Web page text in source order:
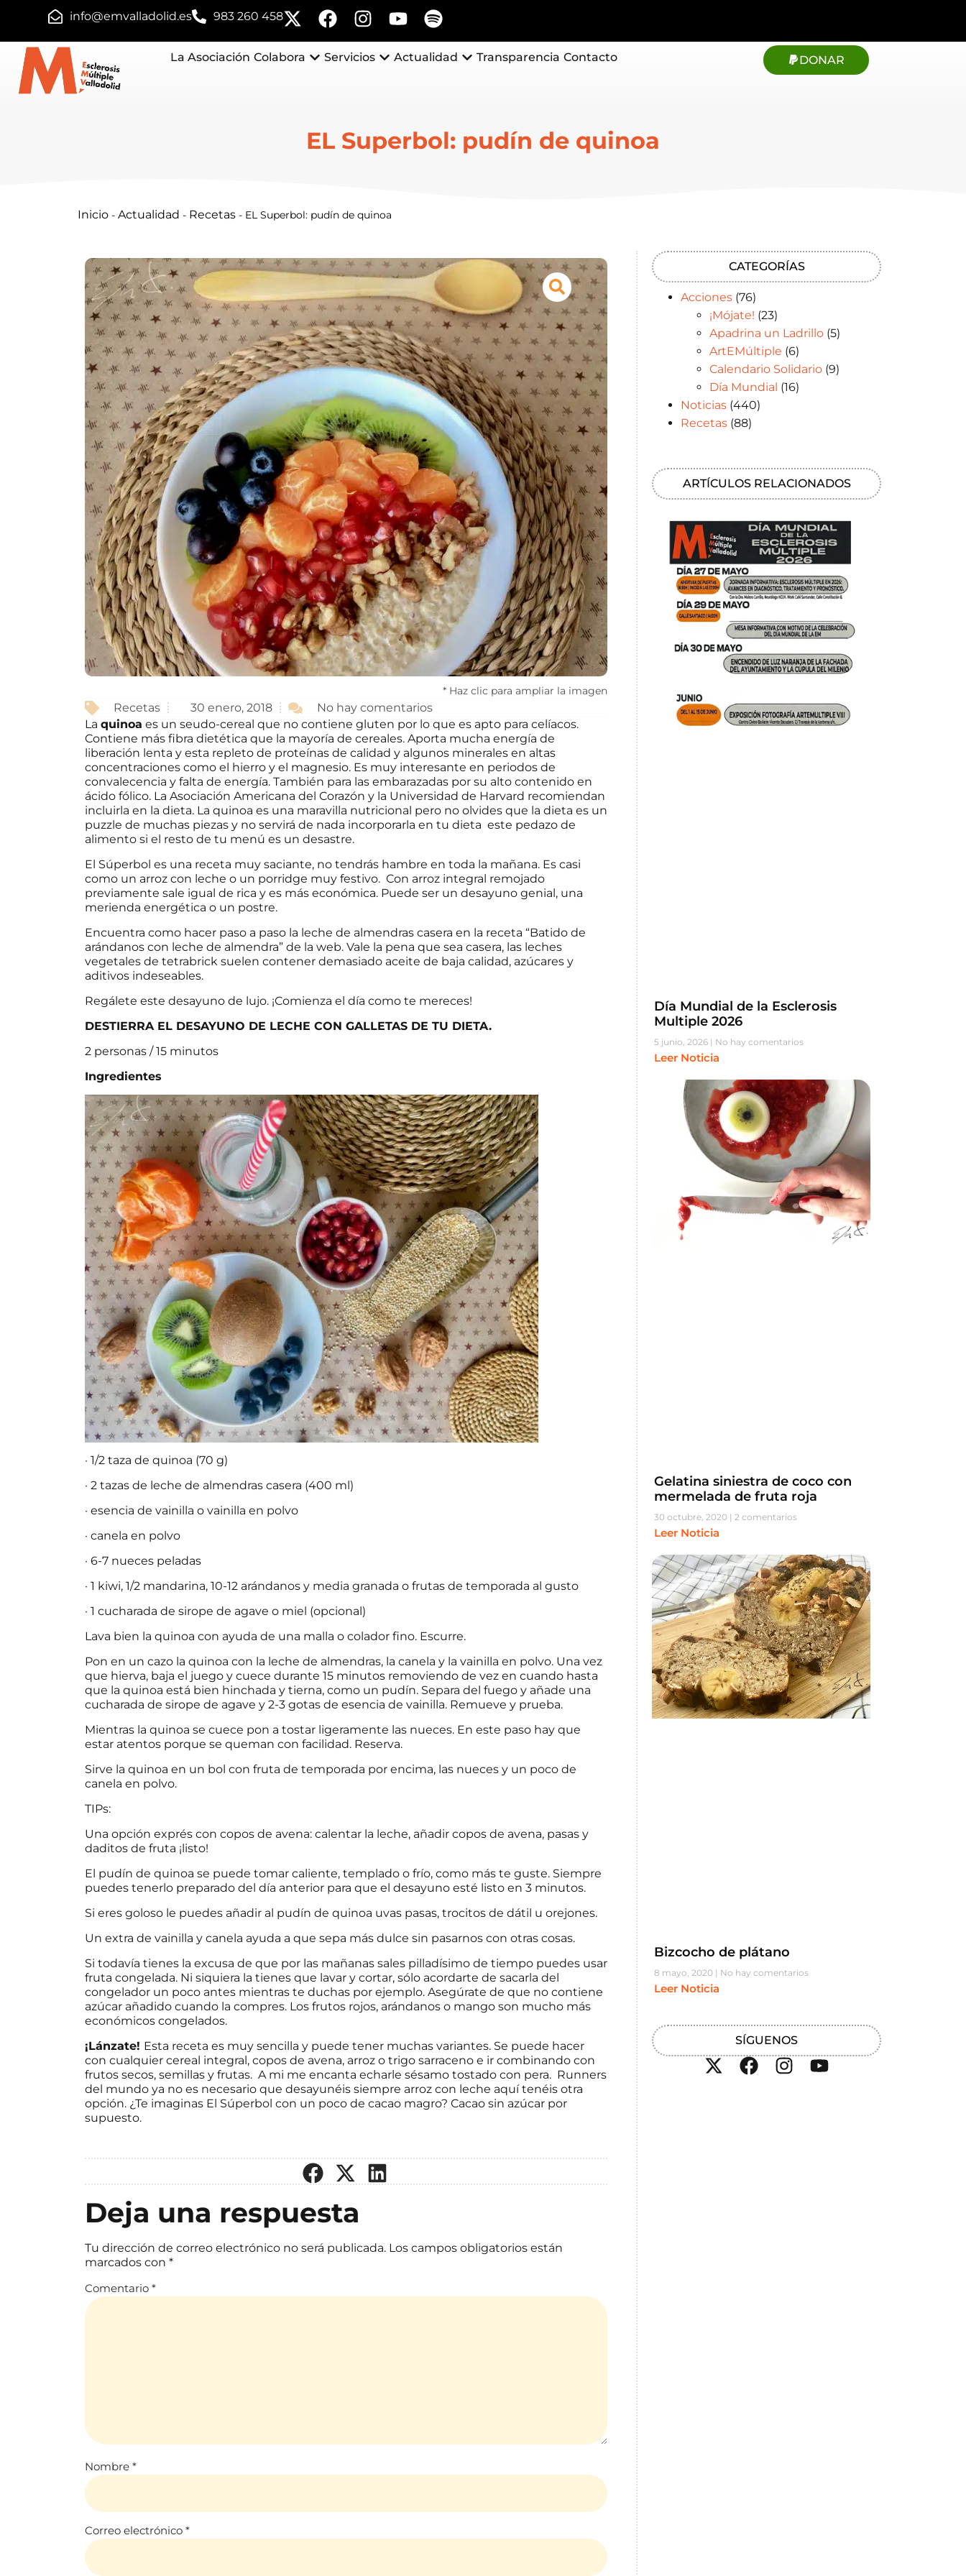
info@emvalladolid.es 983 260 458
La Asociación Colabora Servicios Actualidad Transparencia Contacto DONAR
EL Superbol: pudín de quinoa
Inicio- Actualidad - Recetas- EL Superbol: pudín de quinoa
* Haz clic para ampliar la imagen
Recetas 30 enero, 2018
No hay comentarios
La quinoa es un seudo-cereal que no contiene gluten por lo que es apto para celíacos.
Contiene más fibra dietética que la mayoría de cereales. Aporta mucha energía de
liberación lenta y esta repleto de proteínas de calidad y algunos minerales en altas
concentraciones como el hierro y el magnesio. Es muy interesante en periodos de
convalecencia y falta de energía. También para las embarazadas por su alto contenido en
ácido fólico. La Asociación Americana del Corazón y la Universidad de Harvard recomiendan
incluirla en la dieta. La quinoa es una maravilla nutricional pero no olvides que la dieta es un
puzzle de muchas piezas y no servirá de nada incorporarla en tu dieta este pedazo de
alimento si el resto de tu menú es un desastre.
El Súperbol es una receta muy saciante, no tendrás hambre en toda la mañana. Es casi
como un arroz con leche o un porridge muy festivo. Con arroz integral remojado
previamente sale igual de rica y es más económica. Puede ser un desayuno genial, una
merienda energética o un postre.
Encuentra como hacer paso a paso la leche de almendras casera en la receta “Batido de
arándanos con leche de almendra” de la web. Vale la pena que sea casera, las leches
vegetales de tetrabrick suelen contener demasiado aceite de baja calidad, azúcares y
aditivos indeseables.
Regálete este desayuno de lujo. ¡Comienza el día como te mereces!
DESTIERRA EL DESAYUNO DE LECHE CON GALLETAS DE TU DIETA.
2personas/15 minutos
Ingredientes
· 1/2 taza de quinoa (70 g)
· 2 tazas de leche de almendras casera (400 ml)
· esencia de vainilla o vainilla en polvo
· canela en polvo
· 6-7 nueces peladas
· 1 kiwi, 1/2 mandarina, 10-12 arándanos y media granada o frutas de temporada al gusto
· 1 cucharada de sirope de agave o miel (opcional)
Lava bien la quinoa con ayuda de una malla o colador fino. Escurre.
Pon en un cazo la quinoa con la leche de almendras, la canela y la vainilla en polvo. Una vez
que hierva, baja el juego y cuece durante 15 minutos removiendo de vez en cuando hasta
que la quinoa está bien hinchada y tierna, como un pudín. Separa del fuego y añade una
cucharada de sirope de agave y 2-3 gotas de esencia de vainilla. Remueve y prueba.
Mientras la quinoa se cuece pon a tostar ligeramente las nueces. En este paso hay que
estar atentos porque se queman con facilidad. Reserva.
Sirve la quinoa en un bol con fruta de temporada por encima, las nueces y un poco de
canela en polvo.
TIPs:
Una opción expréscon copos de avena: calentar la leche, añadir copos de avena, pasas y
daditos de fruta ¡listo!
El pudín de quinoa se puede tomar caliente, templado o frío, como más te guste. Siempre
puedes tenerlo preparado del día anterior para que el desayuno esté listo en 3 minutos.
Si eres goloso le puedes añadir al pudín de quinoa uvas pasas, trocitos de dátil u orejones.
Un extra de vainilla y canela ayuda a que sepa más dulce sin pasarnos con otras cosas.
Si todavía tienes la excusa de que por las mañanas sales pilladísimo de tiempo puedes usar
fruta congelada. Ni siquiera la tienes que lavar y cortar, sólo acordarte de sacarla del
congelador un poco antes mientras te duchas por ejemplo. Asegúrate de que no contiene
azúcar añadido cuando la compres. Los frutos rojos, arándanos o mango son mucho más
económicos congelados.
¡Lánzate! Esta receta es muy sencilla y puede tener muchas variantes. Se puede hacer
con cualquier cereal integral, copos de avena, arroz o trigo sarraceno e ir combinando con
frutos secos, semillas y frutas. A mi me encanta echarle sésamo tostado con pera. Runners
del mundo ya no es necesario que desayunéis siempre arroz con leche aquí tenéis otra
opción. ¿Te imaginas El Súperbol con un poco de cacao magro? Cacao sin azúcar por
supuesto.
Deja una respuesta
Tu dirección de correo electrónico no será publicada. Los campos obligatorios están
marcados con *
Comentario *
Nombre *
Correo electrónico *
CATEGORÍAS
Acciones(76)
¡Mójate! (23)
Apadrina un Ladrillo(5)
ArtEMúltiple (6)
Calendario Solidario(9)
Día Mundial (16)
Noticias(440)
Recetas(88)
ARTÍCULOS RELACIONADOS
Día Mundial de la Esclerosis
Multiple 2026
5 junio, 2026 No hay comentarios
Leer Noticia
Gelatina siniestra de coco con
mermelada de fruta roja
30 octubre, 2020 2 comentarios
Leer Noticia
Bizcocho de plátano
8 mayo, 2020 No hay comentarios
Leer Noticia
SÍGUENOS